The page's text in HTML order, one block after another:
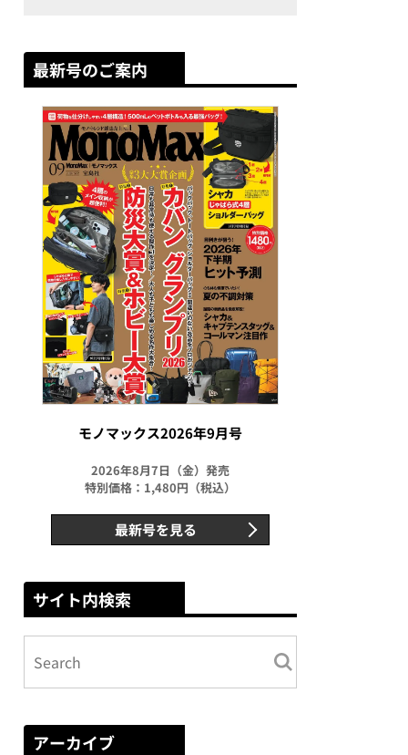
最新号のご案内
モノマックス2026年9月号
2026年8月7日（金）発売
特別価格：1,480円（税込）
最新号を見る
サイト内検索
アーカイブ